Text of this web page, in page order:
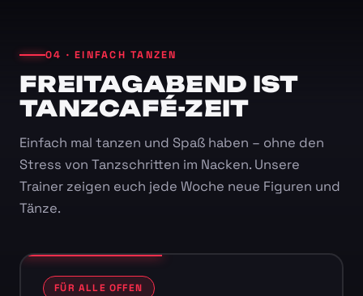
04 · EINFACH TANZEN
FREITAGABEND IST
TANZCAFÉ-ZEIT
Einfach mal tanzen und Spaß haben – ohne den
Stress von Tanzschritten im Nacken. Unsere
Trainer zeigen euch jede Woche neue Figuren und
Tänze.
FÜR ALLE OFFEN